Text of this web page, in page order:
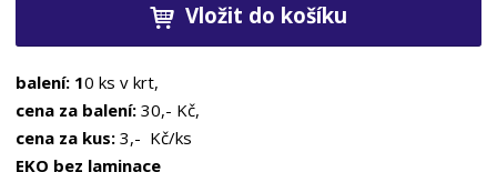
Vložit do košíku
balení: 10 ks v krt,
cena za balení: 30,- Kč,
cena za kus: 3,- Kč/ks
EKO bez laminace